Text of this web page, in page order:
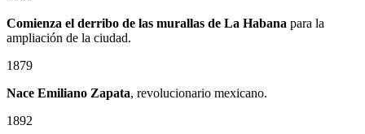
Comienza el derribo de las murallas de La Habana para la
ampliación de la ciudad.
1879
Nace Emiliano Zapata, revolucionario mexicano.
1892